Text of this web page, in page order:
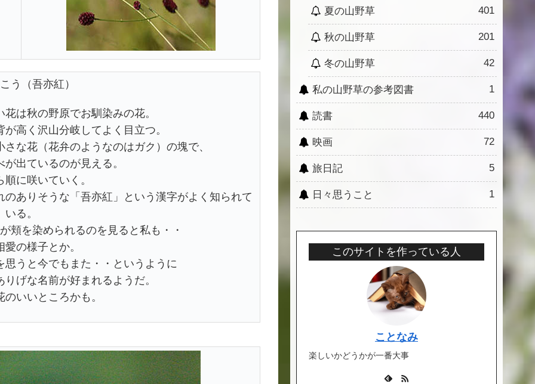
う（吾亦紅）
は秋の野原でお馴染みの花。
高く沢山分岐してよく目立つ。
な花（花弁のようなのはガク）の塊で、
出ているのが見える。
に咲いていく。
ありそうな「吾亦紅」という漢字がよく知られて
いる。
頬を染められるのを見ると私も・・
愛の様子とか。
うと今でもまた・・というように
げな名前が好まれるようだ。
いいところかも。
夏の山野草 401
秋の山野草 201
冬の山野草 42
私の山野草の参考図書 1
読書 440
映画 72
旅日記 5
日々思うこと 1
このサイトを作っている人
ことなみ
楽しいかどうかが一番大事